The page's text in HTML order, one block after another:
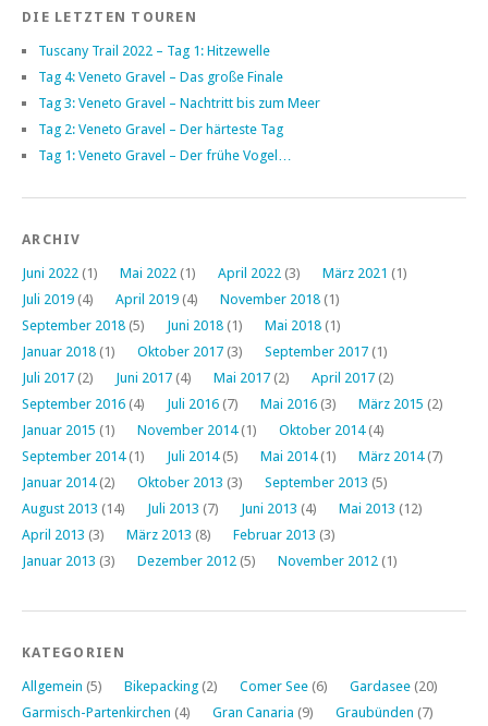
DIE LETZTEN TOUREN
Tuscany Trail 2022 – Tag 1: Hitzewelle
Tag 4: Veneto Gravel – Das große Finale
Tag 3: Veneto Gravel – Nachtritt bis zum Meer
Tag 2: Veneto Gravel – Der härteste Tag
Tag 1: Veneto Gravel – Der frühe Vogel…
ARCHIV
Juni 2022 (1) Mai 2022 (1) April 2022 (3) März 2021 (1)
Juli 2019 (4) April 2019 (4) November 2018 (1)
September 2018 (5) Juni 2018 (1) Mai 2018 (1)
Januar 2018 (1) Oktober 2017 (3) September 2017 (1)
Juli 2017 (2) Juni 2017 (4) Mai 2017 (2) April 2017 (2)
September 2016 (4) Juli 2016 (7) Mai 2016 (3) März 2015 (2)
Januar 2015 (1) November 2014(1) Oktober 2014(4)
September 2014(1) Juli 2014(5) Mai 2014(1) März 2014(7)
Januar 2014(2) Oktober 2013 (3) September 2013 (5)
August 2013 (14) Juli 2013 (7) Juni 2013 (4) Mai 2013 (12)
April 2013 (3) März 2013 (8) Februar 2013 (3)
Januar 2013 (3) Dezember 2012 (5) November 2012 (1)
KATEGORIEN
Allgemein (5) Bikepacking (2) Comer See (6) Gardasee (20)
Garmisch-Partenkirchen (4) Gran Canaria (9) Graubünden (7)